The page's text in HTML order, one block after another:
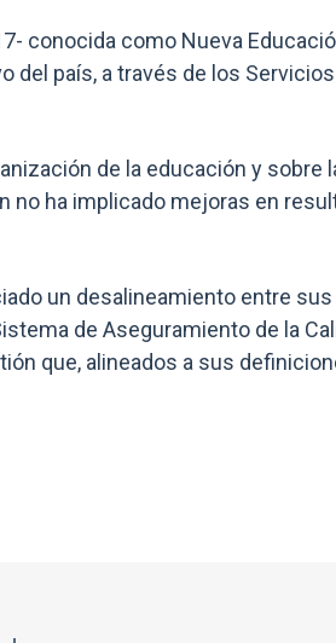
conocida como Nueva
del país, a través de los
de la educación y sobre
no ha implicado mejoras en
un desalineamiento entre
de Aseguramiento de la
que, alineados a sus